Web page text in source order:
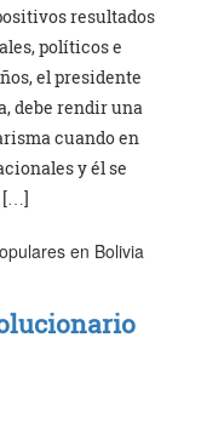
resultados
políticos e
el presidente
debe rendir una
cuando en
y él se
[…]
en Bolivia